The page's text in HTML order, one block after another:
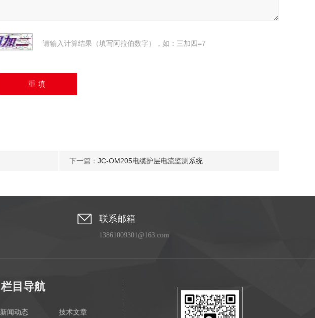
请输入计算结果（填写阿拉伯数字），如：三加四=7
下一篇： JC-OM205电缆护层电流监测系统
联系邮箱
13861009301@163.com
栏目导航
新闻动态 技术文章